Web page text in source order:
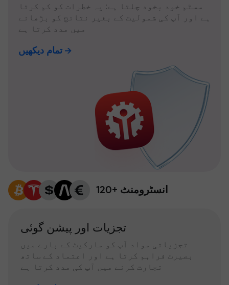
سسٹم خود بخود چلتا ہے: یہ خطرات کو کم کرتا
ہے اور آپ کی شمولیت کے بغیر نتائج کو بڑھانے
میں مدد کرتا ہے
تمام دیکھیں
120+ انسٹرومنٹ
تجزیات اور پیشن گوئی
تجزیاتی مواد آپ کو مارکیٹ کے بارے میں
بصیرت فراہم کرتا ہے اور اعتماد کے ساتھ
تجارت کرنے میں آپ کی مدد کرتا ہے